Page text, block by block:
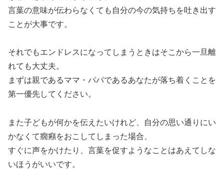
言葉の意味が伝わらなくても自分の今の気持ちを吐き出す
ことが大事です。
それでもエンドレスになってしまうときはそこから一旦離
れても大丈夫。
まずは親であるママ・パパであるあなたが落ち着くことを
第一優先してください。
また子どもが何かを伝えたいけれど、自分の思い通りにい
かなくて癇癪をおこしてしまった場合、
すぐに声をかけたり、言葉を促すようなことはあえてしな
いほうがいいです。